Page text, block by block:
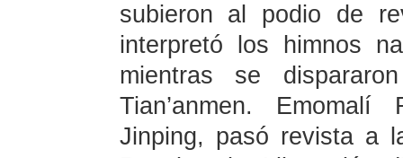
subieron al podio de
interpretó los himnos
mientras se
Tian’anmen.
Jinping, pasó revista a